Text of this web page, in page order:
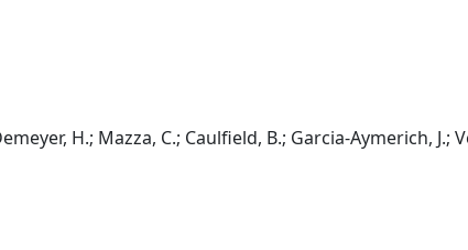
H.; Mazza, C.; Caulfield, B.; Garcia-Aymerich, J.;